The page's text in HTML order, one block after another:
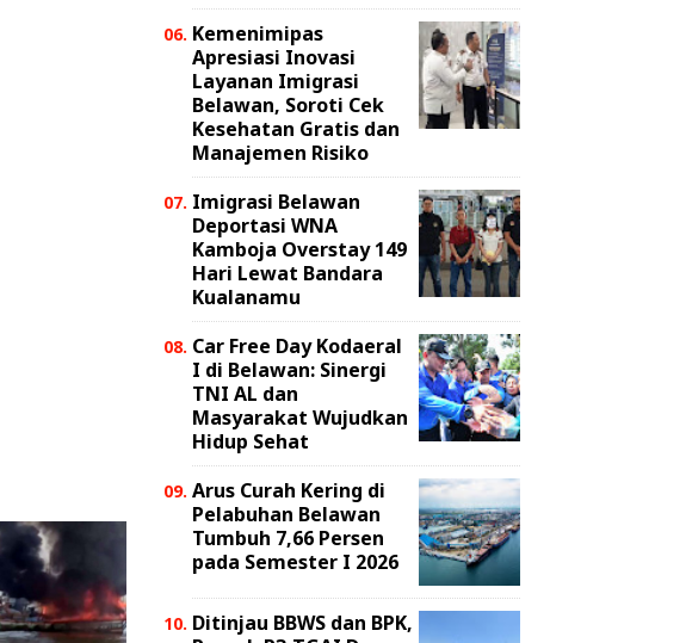
Kemenimipas
Apresiasi Inovasi
Layanan Imigrasi
Belawan, Soroti Cek
Kesehatan Gratis dan
Manajemen Risiko
Imigrasi Belawan
Deportasi WNA
Kamboja Overstay 149
Hari Lewat Bandara
Kualanamu
Car Free Day Kodaeral
I di Belawan: Sinergi
TNI AL dan
Masyarakat Wujudkan
Hidup Sehat
Arus Curah Kering di
Pelabuhan Belawan
Tumbuh 7,66 Persen
pada Semester I 2026
Ditinjau BBWS dan BPK,